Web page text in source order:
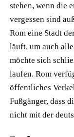
stehen, wenn die
vergessen sind
Rom eine Stadt
läuft, um auch
möchte sich
laufen. Rom
öffentliches
Fußgänger, dass
nicht mit der